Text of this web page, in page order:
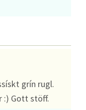
grín rugl.
:) Gott stöff.